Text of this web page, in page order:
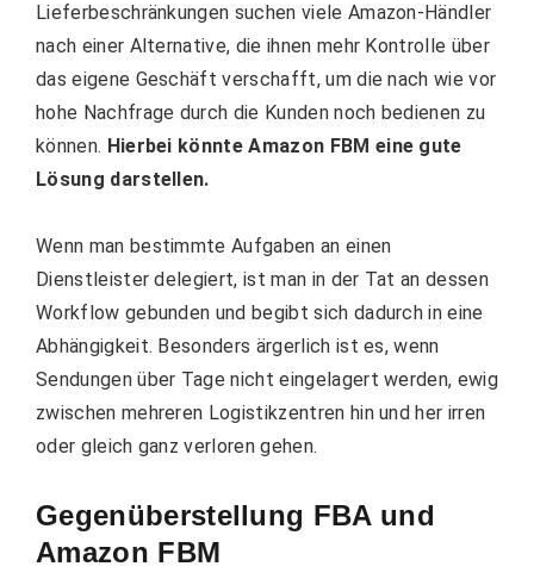
Lieferbeschränkungen suchen viele Amazon-Händler
nach einer Alternative, die ihnen mehr Kontrolle über
das eigene Geschäft verschafft, um die nach wie vor
hohe Nachfrage durch die Kunden noch bedienen zu
können. Hierbei könnte Amazon FBM eine gute
Lösung darstellen.
Wenn man bestimmte Aufgaben an einen
Dienstleister delegiert, ist man in der Tat an dessen
Workflow gebunden und begibt sich dadurch in eine
Abhängigkeit. Besonders ärgerlich ist es, wenn
Sendungen über Tage nicht eingelagert werden, ewig
zwischen mehreren Logistikzentren hin und her irren
oder gleich ganz verloren gehen.
Gegenüberstellung FBA und
Amazon FBM